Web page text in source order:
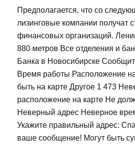
Предполагается, что со
лизинговые компании получат
финансовых организаций.
880 метров Все отделения и
Банка в Новосибирске
Время работы Расположение
быть на карте Другое 1 473
расположение на карте Не
Неверный адрес Неверное
Укажите правильный адрес:
ваше сообщение! Могут быть